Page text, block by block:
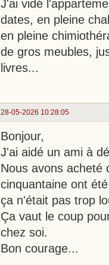
J'ai vidé
dates, en pleine
en pleine
de gros meubles,
livres...
28-05-2026 10:28:05
Bonjour,
J'ai aidé un ami à
Nous avons acheté
cinquantaine ont
ça n'était pas trop
Ça vaut le coup
chez soi.
Bon courage...